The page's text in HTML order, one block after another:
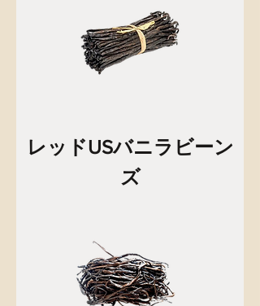
レッドUSバニラビーン
ズ